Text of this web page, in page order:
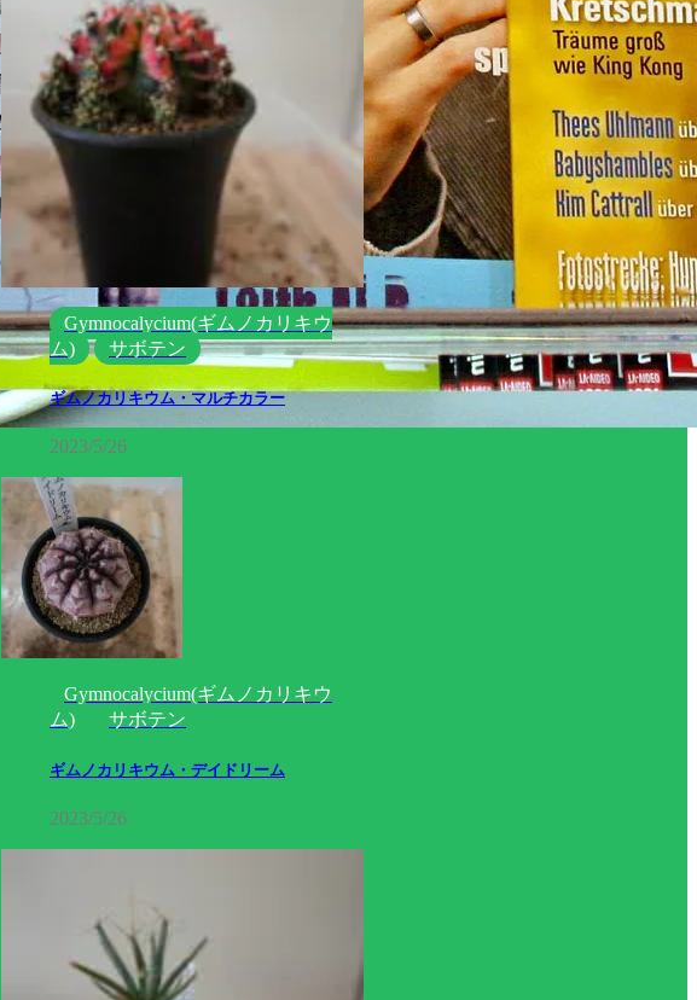
Gymnocalycium(ギムノカリキウ
ム)
サボテン
ギムノカリキウム・マルチカラー
2023/5/26
Gymnocalycium(ギムノカリキウ
ム)
サボテン
ギムノカリキウム・デイドリーム
2023/5/26